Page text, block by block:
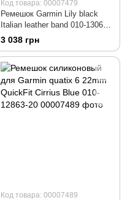
Код товара: 00007479
Ремешок Garmin Lily black
Italian leather band 010-13068-
A1
3 038 грн
Код товара: 00007489